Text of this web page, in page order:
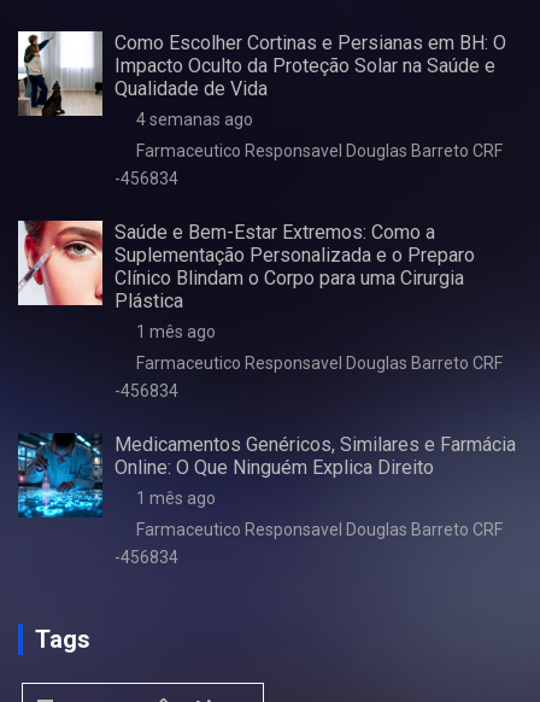
Como Escolher Cortinas e Persianas em BH: O
Impacto Oculto da Proteção Solar na Saúde e
Qualidade de Vida
4 semanas ago
Farmaceutico Responsavel Douglas Barreto CRF
-456834
Saúde e Bem-Estar Extremos: Como a
Suplementação Personalizada e o Preparo
Clínico Blindam o Corpo para uma Cirurgia
Plástica
1 mês ago
Farmaceutico Responsavel Douglas Barreto CRF
-456834
Medicamentos Genéricos, Similares e Farmácia
Online: O Que Ninguém Explica Direito
1 mês ago
Farmaceutico Responsavel Douglas Barreto CRF
-456834
Tags